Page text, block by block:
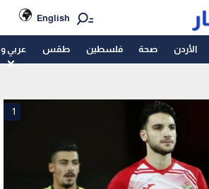
English
الأردن صحة فلسطين طقس عربي
1